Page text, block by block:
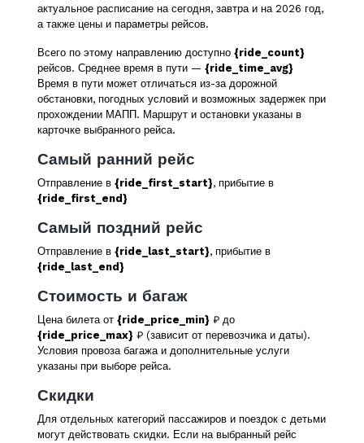
актуальное расписание на сегодня, завтра и на 2026 год,
а также цены и параметры рейсов.
Всего по этому направлению доступно {ride_count}
рейсов. Среднее время в пути — {ride_time_avg}
Время в пути может отличаться из-за дорожной
обстановки, погодных условий и возможных задержек при
прохождении МАПП. Маршрут и остановки указаны в
карточке выбранного рейса.
Самый ранний рейс
Отправление в {ride_first_start}, прибытие в
{ride_first_end}
Самый поздний рейс
Отправление в {ride_last_start}, прибытие в
{ride_last_end}
Стоимость и багаж
Цена билета от {ride_price_min} ₽ до
{ride_price_max} ₽ (зависит от перевозчика и даты).
Условия провоза багажа и дополнительные услуги
указаны при выборе рейса.
Скидки
Для отдельных категорий пассажиров и поездок с детьми
могут действовать скидки. Если на выбранный рейс